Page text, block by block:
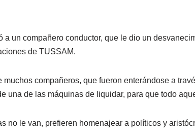
un compañero conductor, que le dio un
de TUSSAM.
compañeros, que fueron enterándose a
una de las máquinas de liquidar, para que todo
no le van, prefieren homenajear a políticos y